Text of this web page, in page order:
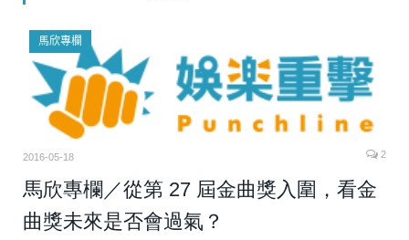
馬欣專欄
2016-05-18 2
馬欣專欄／從第 27 屆金曲獎入圍，看金
曲獎未來是否會過氣？